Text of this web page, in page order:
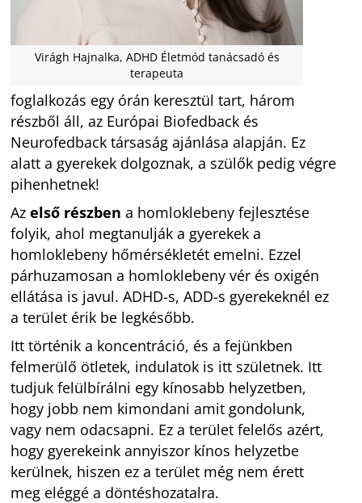
Virágh Hajnalka, ADHD Életmód tanácsadó és
terapeuta
foglalkozás egy órán keresztül tart, három
részből áll, az Európai Biofedback és
Neurofedback társaság ajánlása alapján. Ez
alatt a gyerekek dolgoznak, a szülők pedig végre
pihenhetnek!
Azelső részben a homloklebeny fejlesztése
folyik, ahol megtanulják a gyerekek a
homloklebeny hőmérsékletét emelni. Ezzel
párhuzamosan a homloklebeny vér és oxigén
ellátása is javul. ADHD-s, ADD-s gyerekeknél ez
a terület érik be legkésőbb.
Itt történik a koncentráció, és a fejünkben
felmerülő ötletek, indulatok is itt születnek. Itt
tudjuk felülbírálni egy kínosabb helyzetben,
hogy jobb nem kimondani amit gondolunk,
vagy nem odacsapni. Ez a terület felelős azért,
hogy gyerekeink annyiszor kínos helyzetbe
kerülnek, hiszen ez a terület még nem érett
meg eléggé a döntéshozatalra.